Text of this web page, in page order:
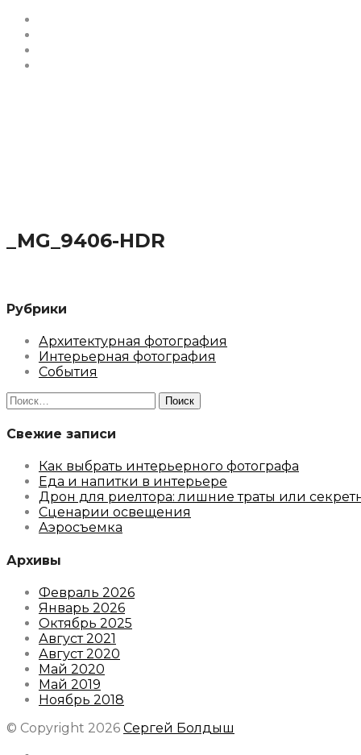
_MG_9406-HDR
Рубрики
Архитектурная фотография
Интерьерная фотография
События
Найти:
Свежие записи
Как выбрать интерьерного фотографа
Еда и напитки в интерьере
Дрон для риелтора: лишние траты или
Сценарии освещения
Аэросъемка
Архивы
Февраль 2026
Январь 2026
Октябрь 2025
Август 2021
Август 2020
Май 2020
Май 2019
Ноябрь 2018
© Copyright 2026 Сергей Болдыш